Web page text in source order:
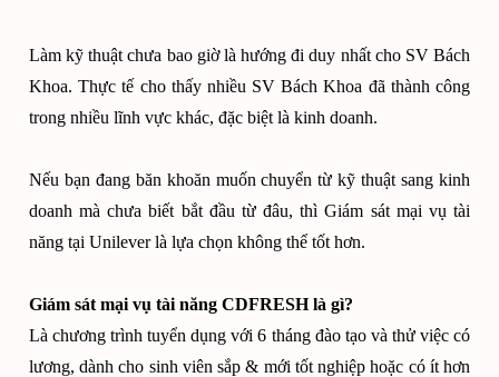
Làm kỹ thuật chưa bao giờ là hướng đi duy nhất cho SV Bách
Khoa. Thực tế cho thấy nhiều SV Bách Khoa đã thành công
trong nhiều lĩnh vực khác, đặc biệt là kinh doanh.
Nếu bạn đang băn khoăn muốn chuyển từ kỹ thuật sang kinh
doanh mà chưa biết bắt đầu từ đâu, thì Giám sát mại vụ tài
năng tại Unilever là lựa chọn không thể tốt hơn.
Giám sát mại vụ tài năng CDFRESH là gì?
Là chương trình tuyển dụng với 6 tháng đào tạo và thử việc có
lương, dành cho sinh viên sắp & mới tốt nghiệp hoặc có ít hơn